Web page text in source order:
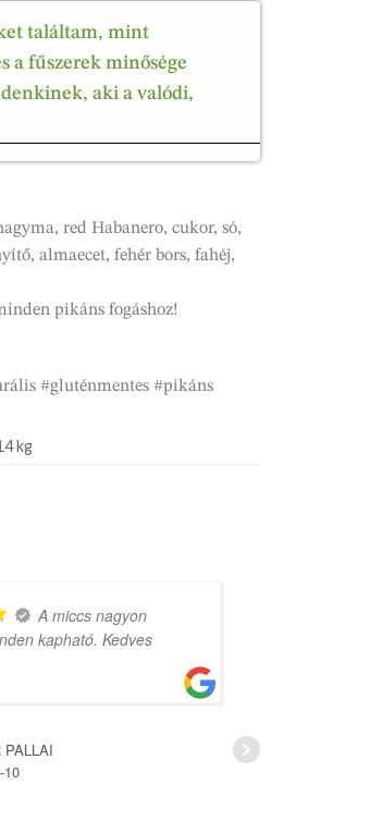
találtam, mint
a fűszerek minősége
aki a valódi,
red Habanero, cukor, só,
almaecet, fehér bors, fahéj,
pikáns fogáshoz!
#gluténmentes #pikáns
kg
A miccs nagyon
kapható. Kedves
PALLAI
10